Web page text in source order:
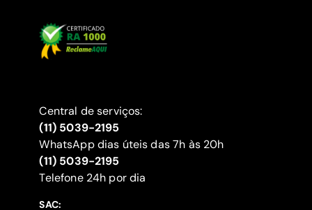
Central de serviços:
(11) 5039-2195
WhatsApp dias úteis das 7h às 20h
(11) 5039-2195
‍Telefone 24h por dia
SAC: